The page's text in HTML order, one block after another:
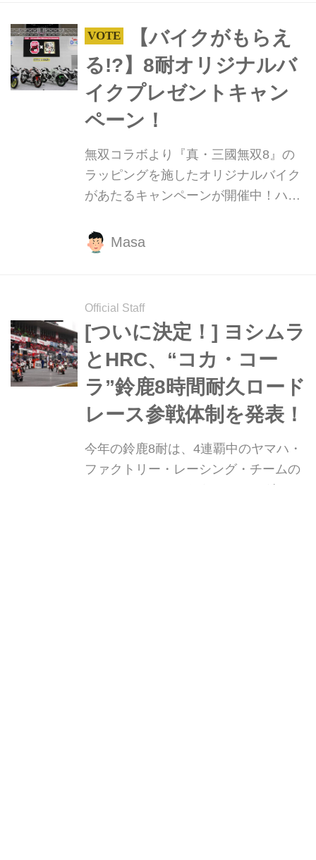
す！
【バイクがもらえ
る!?】8耐オリジナルバ
イクプレゼントキャン
ペーン！
無双コラボより『真・三國無双8』の
ラッピングを施したオリジナルバイク
があたるキャンペーンが開催中！ハッ
確率が2倍に!? 期間は2019年6月1日
(土)〜7月27日(土)12：00 まで。
Masa
Official Staff
[ついに決定！] ヨシムラ
とHRC、“コカ・コー
ラ”鈴鹿8時間耐久ロード
レース参戦体制を発表！
今年の鈴鹿8耐は、4連覇中のヤマハ・
ファクトリー・レーシング・チームの